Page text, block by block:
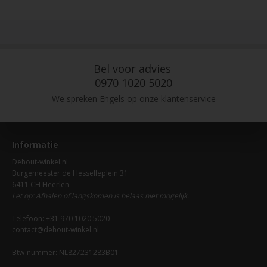
Bel voor advies
0970 1020 5020
We spreken Engels op onze klantenservice
Informatie
Dehout-winkel.nl
Burgemeester de Hesselleplein 31
6411 CH Heerlen
Let op: Afhalen of langskomen is helaas niet mogelijk.
Telefoon: +31 970 1020 5020
contact@dehout-winkel.nl
Btw-nummer: NL827231283B01